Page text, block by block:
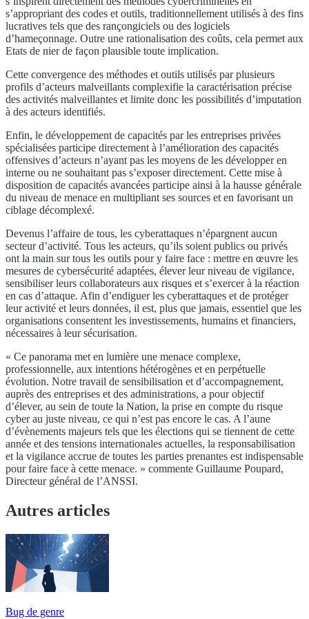
s’appropriant des codes et outils, traditionnellement utilisés à des fins
lucratives tels que des rançongiciels ou des logiciels
d’hameçonnage. Outre une rationalisation des coûts, cela permet aux
Etats de nier de façon plausible toute implication.
Cette convergence des méthodes et outils utilisés par plusieurs
profils d’acteurs malveillants complexifie la caractérisation précise
des activités malveillantes et limite donc les possibilités d’imputation
à des acteurs identifiés.
Enfin, le développement de capacités par les entreprises privées
spécialisées participe directement à l’amélioration des capacités
offensives d’acteurs n’ayant pas les moyens de les développer en
interne ou ne souhaitant pas s’exposer directement. Cette mise à
disposition de capacités avancées participe ainsi à la hausse générale
du niveau de menace en multipliant ses sources et en favorisant un
ciblage décomplexé.
Devenus l’affaire de tous, les cyberattaques n’épargnent aucun
secteur d’activité. Tous les acteurs, qu’ils soient publics ou privés
ont la main sur tous les outils pour y faire face : mettre en œuvre les
mesures de cybersécurité adaptées, élever leur niveau de vigilance,
sensibiliser leurs collaborateurs aux risques et s’exercer à la réaction
en cas d’attaque. Afin d’endiguer les cyberattaques et de protéger
leur activité et leurs données, il est, plus que jamais, essentiel que les
organisations consentent les investissements, humains et financiers,
nécessaires à leur sécurisation.
« Ce panorama met en lumière une menace complexe,
professionnelle, aux intentions hétérogènes et en perpétuelle
évolution. Notre travail de sensibilisation et d’accompagnement,
auprès des entreprises et des administrations, a pour objectif
d’élever, au sein de toute la Nation, la prise en compte du risque
cyber au juste niveau, ce qui n’est pas encore le cas. A l’aune
d’évènements majeurs tels que les élections qui se tiennent de cette
année et des tensions internationales actuelles, la responsabilisation
et la vigilance accrue de toutes les parties prenantes est indispensable
pour faire face à cette menace. » commente Guillaume Poupard,
Directeur général de l’ANSSI.
Autres articles
Bug de genre